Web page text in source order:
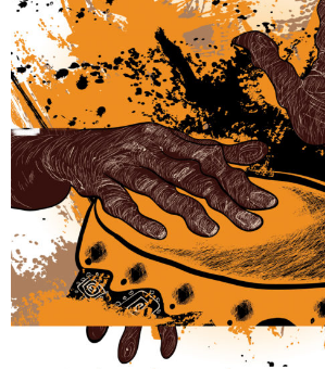
Belgique